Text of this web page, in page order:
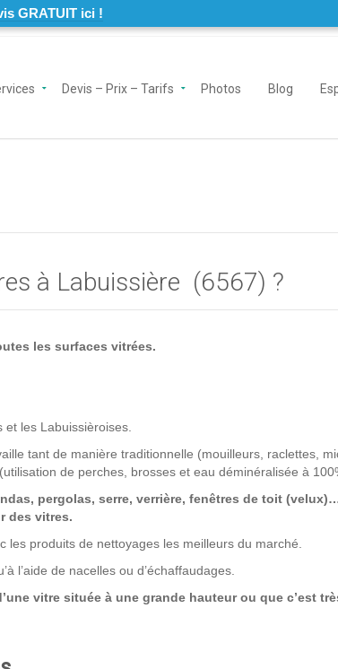
GRATUIT ici !
Devis – Prix – Tarifs Photos Blog
à Labuissière (6567) ?
les surfaces vitrées.
les Labuissièroises.
tant de manière traditionnelle (mouilleurs, raclettes,
de perches, brosses et eau déminéralisée à
pergolas, serre, verrière, fenêtres de toit
des vitres.
les produits de nettoyages les meilleurs du marché.
l’aide de nacelles ou d’échaffaudages.
vitre située à une grande hauteur ou que c’est